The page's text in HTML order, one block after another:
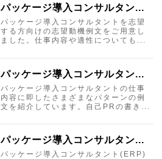
パッケージ導入コンサルタン...
パッケージ導入コンサルタントを志望
する方向けの志望動機例文をご用意し
ました。仕事内容や適性についても...
パッケージ導入コンサルタン...
パッケージ導入コンサルタントの仕事
内容に即したさまざまなパターンの例
文を紹介しています。自己PRの書き...
パッケージ導入コンサルタン...
パッケージ導入コンサルタント(ERP)